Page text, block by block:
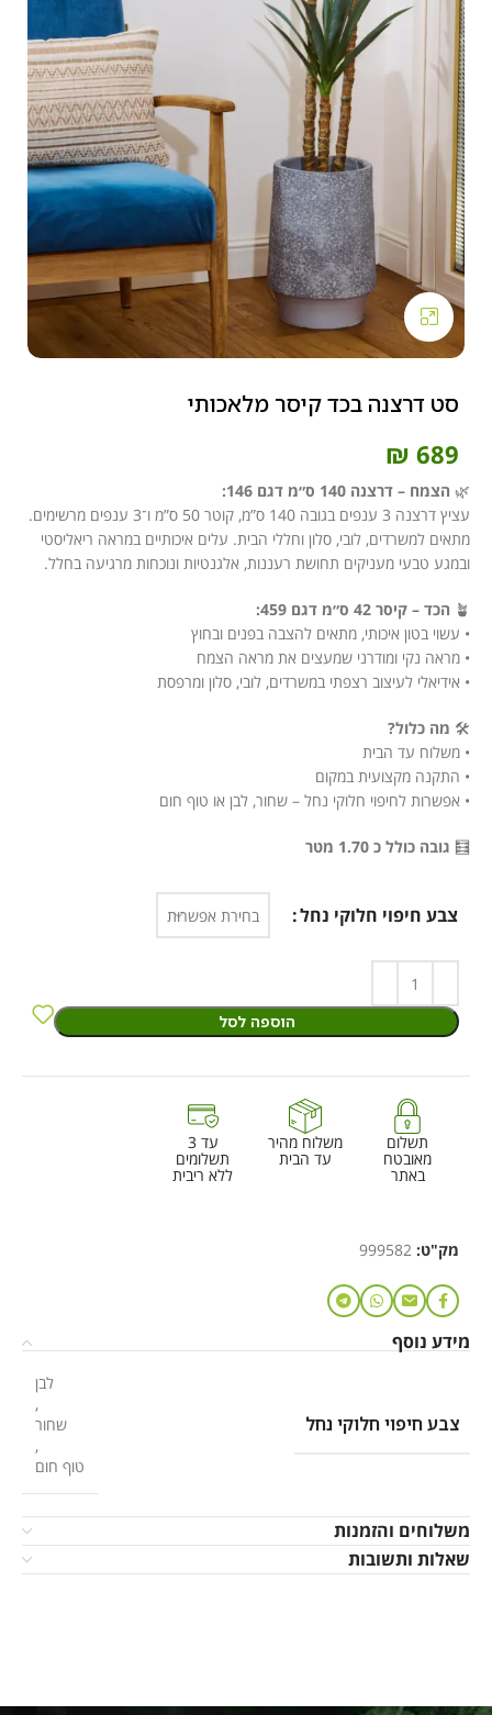
Click to enlarge
סט דרצנה בכד קיסר מלאכותי
₪ 689
🌿 הצמח – דרצנה 140 ס״מ דגם 146:
עציץ דרצנה 3 ענפים בגובה 140 ס”מ, קוטר 50 ס”מ ו־3 ענפים מרשימים.
מתאים למשרדים, לובי, סלון וחללי הבית. עלים איכותיים במראה ריאליסטי
ובמגע טבעי מעניקים תחושת רעננות, אלגנטיות ונוכחות מרגיעה בחלל.
🪴 הכד – קיסר 42 ס״מ דגם 459:
• עשוי בטון איכותי, מתאים להצבה בפנים ובחוץ
• מראה נקי ומודרני שמעצים את מראה הצמח
• אידיאלי לעיצוב רצפתי במשרדים, לובי, סלון ומרפסת
🛠️ מה כלול?
• משלוח עד הבית
• התקנה מקצועית במקום
• אפשרות לחיפוי חלוקי נחל – שחור, לבן או טוף חום
🧮 גובה כולל כ 1.70 מטר
צבע חיפוי חלוקי נחל
הוספה לסל
תשלום
מאובטח
באתר
משלוח מהיר
עד הבית
עד 3
תשלומים
ללא ריבית
מק"ט: 999582
מידע נוסף
צבע חיפוי חלוקי נחל
לבן
,
שחור
,
טוף חום
משלוחים והזמנות
שאלות ותשובות